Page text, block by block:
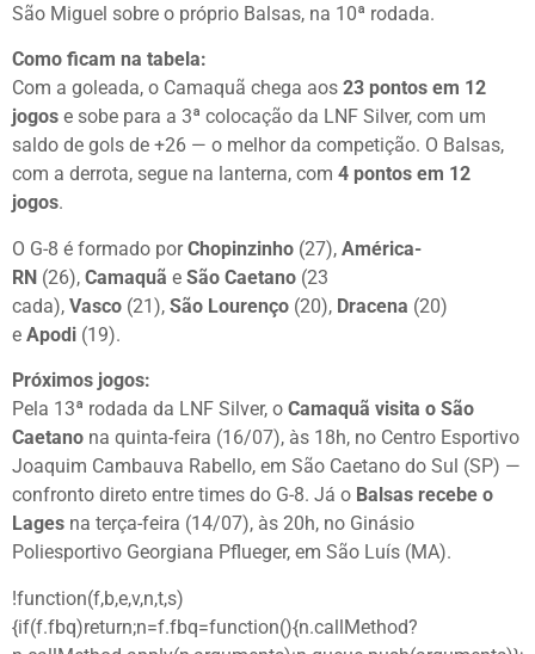
São Miguel sobre o próprio Balsas, na 10ª rodada.
Como ficam na tabela:
Com a goleada, o Camaquã chega aos 23 pontos em 12
jogos e sobe para a 3ª colocação da LNF Silver, com um
saldo de gols de +26 — o melhor da competição. O Balsas,
com a derrota, segue na lanterna, com 4 pontos em 12
jogos.
O G-8 é formado porChopinzinho (27), América-
RN (26), Camaquã e São Caetano (23
cada), Vasco (21), São Lourenço (20), Dracena (20)
e Apodi (19).
Próximos jogos:
Pela 13ª rodada da LNF Silver, o Camaquã visita o São
Caetano na quinta-feira (16/07), às 18h, no Centro Esportivo
Joaquim Cambauva Rabello, em São Caetano do Sul (SP) —
confronto direto entre times do G-8. Já o Balsas recebe o
Lages na terça-feira (14/07), às 20h, no Ginásio
Poliesportivo Georgiana Pflueger, em São Luís (MA).
!function(f,b,e,v,n,t,s)
{if(f.fbq)return;n=f.fbq=function(){n.callMethod?